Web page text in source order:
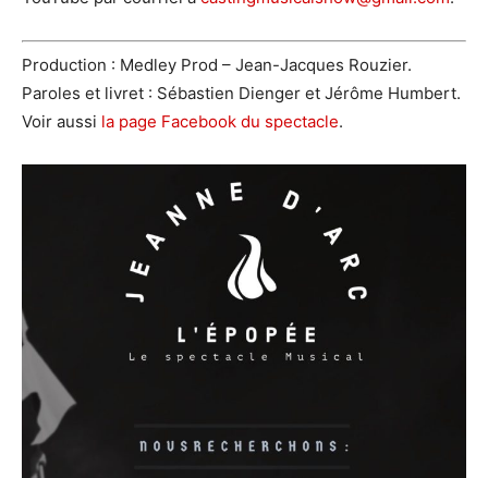
Production : Medley Prod – Jean-Jacques Rouzier.
Paroles et livret : Sébastien Dienger et Jérôme Humbert.
Voir aussi la page Facebook du spectacle.